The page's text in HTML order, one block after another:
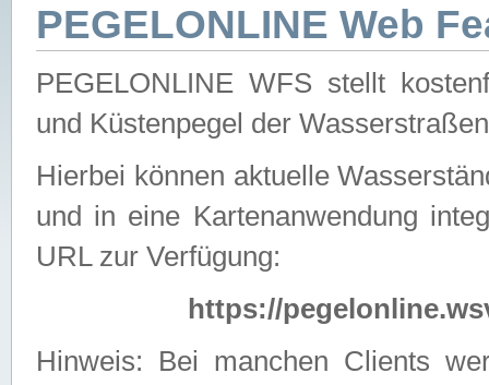
PEGELONLINE Web
PEGELONLINE WFS stellt
und Küstenpegel der
Hierbei können aktuelle
und in eine Kartenanwendung
URL zur Verfügung:
https://
Hinweis: Bei manchen Clients